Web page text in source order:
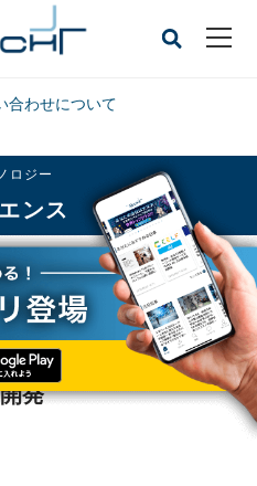
合わせについて
ロジー
ンス
な高機能性「不斉触媒」を開発
した再利用可能な高
発